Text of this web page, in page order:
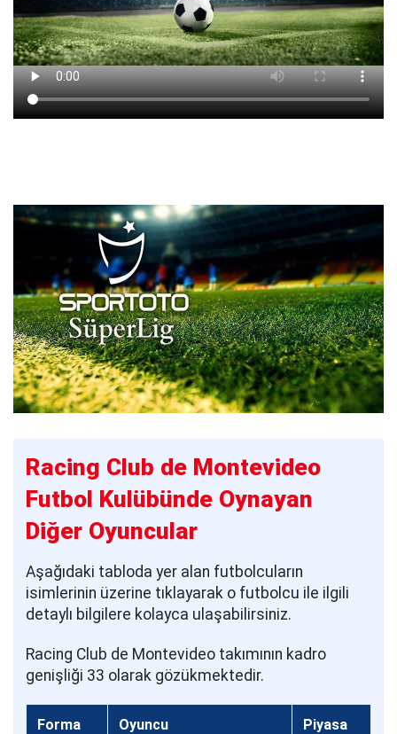
Racing Club de Montevideo
Futbol Kulübünde Oynayan
Diğer Oyuncular
Aşağıdaki tabloda yer alan futbolcuların
isimlerinin üzerine tıklayarak o futbolcu ile ilgili
detaylı bilgilere kolayca ulaşabilirsiniz.
Racing Club de Montevideo takımının kadro
genişliği 33 olarak gözükmektedir.
Forma
Oyuncu
Piyasa